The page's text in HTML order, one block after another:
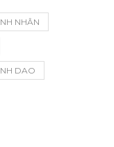
NHÂN
DAO